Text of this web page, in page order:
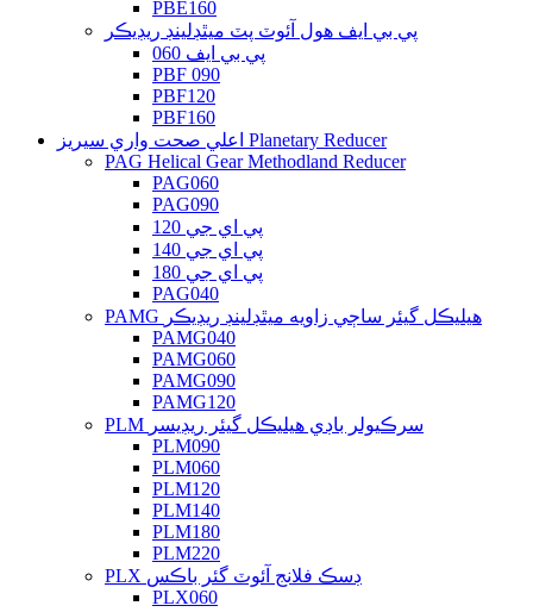
PBE160
پي بي ايف هول آئوٽ پٽ ميٿڊلينڊ ريڊيڪر
پي بي ايف 060
PBF 090
PBF120
PBF160
اعلي صحت واري سيريز Planetary Reducer
PAG Helical Gear Methodland Reducer
PAG060
PAG090
پي اي جي 120
پي اي جي 140
پي اي جي 180
PAG040
PAMG هيليڪل گيئر ساڄي زاويه ميٿڊلينڊ ريڊيڪر
PAMG040
PAMG060
PAMG090
PAMG120
PLM سرڪيولر باڊي هيليڪل گيئر ريڊيسر
PLM090
PLM060
PLM120
PLM140
PLM180
PLM220
PLX ڊسڪ فلانج آئوٽ گئر باڪس
PLX060